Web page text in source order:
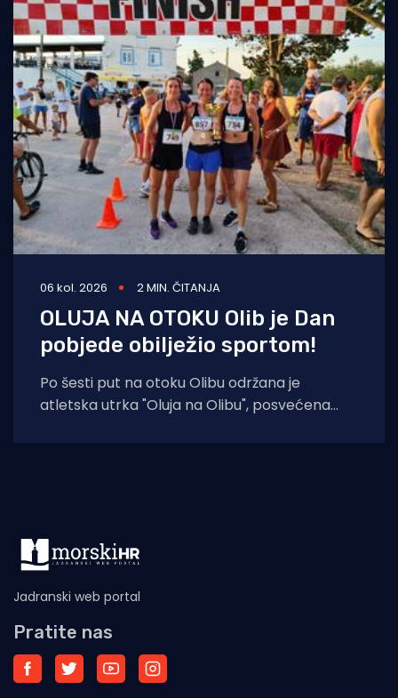
06 kol. 2026 2 MIN. ČITANJA
OLUJA NA OTOKU Olib je Dan
pobjede obilježio sportom!
Po šesti put na otoku Olibu održana je
atletska utrka "Oluja na Olibu", posvećena
Jadranski web portal
Pratite nas